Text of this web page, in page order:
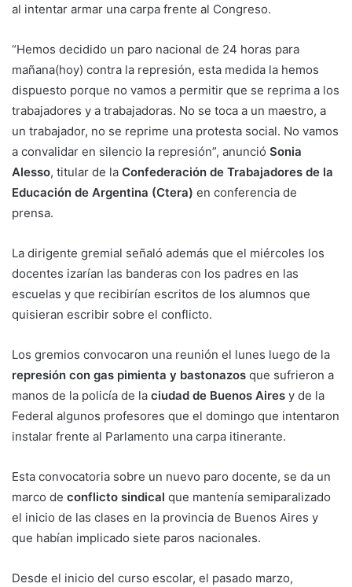
al intentar armar una carpa frente al Congreso.
“Hemos decidido un paro nacional de 24 horas para
mañana(hoy) contra la represión, esta medida la hemos
dispuesto porque no vamos a permitir que se reprima a los
trabajadores y a trabajadoras. No se toca a un maestro, a
un trabajador, no se reprime una protesta social. No vamos
a convalidar en silencio la represión”, anunció Sonia
Alesso, titular de la Confederación de Trabajadores de la
Educación de Argentina (Ctera) en conferencia de
prensa.
La dirigente gremial señaló además que el miércoles los
docentes izarían las banderas con los padres en las
escuelas y que recibirían escritos de los alumnos que
quisieran escribir sobre el conflicto.
Los gremios convocaron una reunión el lunes luego de la
represión con gas pimienta y bastonazos que sufrieron a
manos de la policía de la ciudad de Buenos Aires y de la
Federal algunos profesores que el domingo que intentaron
instalar frente al Parlamento una carpa itinerante.
Esta convocatoria sobre un nuevo paro docente, se da un
marco de conflicto sindical que mantenía semiparalizado
el inicio de las clases en la provincia de Buenos Aires y
que habían implicado siete paros nacionales.
Desde el inicio del curso escolar, el pasado marzo,